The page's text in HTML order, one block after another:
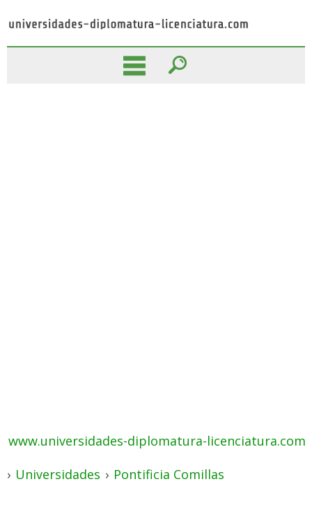
www.universidades-diplomatura-licenciatura.com
› Universidades › Pontificia Comillas